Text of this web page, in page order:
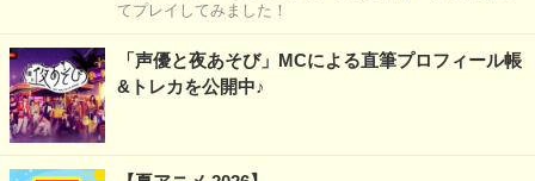
てプレイしてみました！
「声優と夜あそび」MCによる直筆プロフィール帳
&トレカを公開中♪